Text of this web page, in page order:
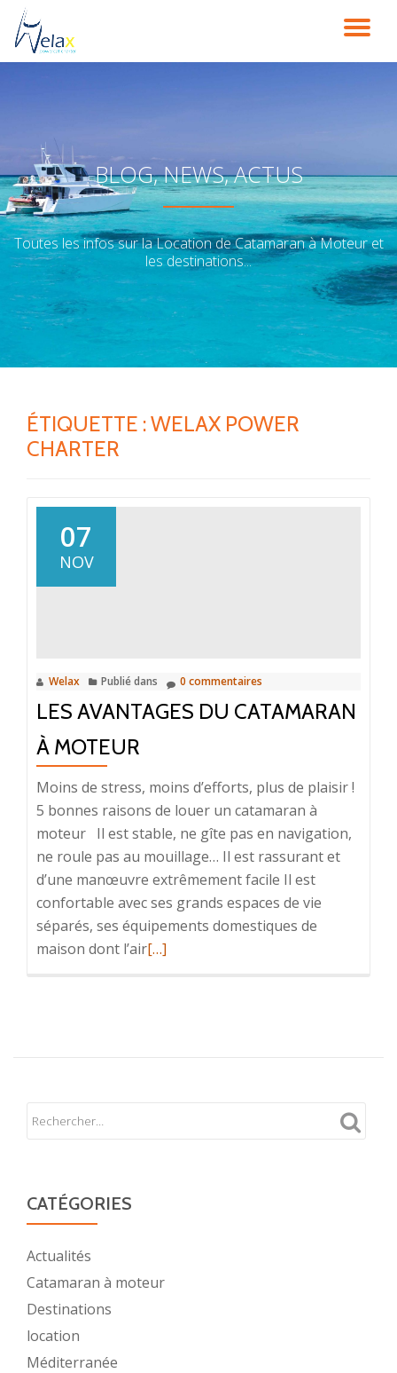
Aller
au
BLOG, NEWS, ACTUS
Toutes les infos sur la Location de Catamaran à Moteur et
les destinations...
ÉTIQUETTE :WELAX POWER
CHARTER
07
NOV
Welax Publié dans 0 commentaires
LES AVANTAGES DU CATAMARAN
À MOTEUR
Moins de stress, moins d’efforts, plus de plaisir !
5 bonnes raisons de louer un catamaran à
moteur Il est stable, ne gîte pas en navigation,
ne roule pas au mouillage… Il est rassurant et
d’une manœuvre extrêmement facile Il est
confortable avec ses grands espaces de vie
séparés, ses équipements domestiques de
maison dont l’airEn
du
à
[…]
CATÉGORIES
Actualités
Catamaran à moteur
Destinations
location
Méditerranée